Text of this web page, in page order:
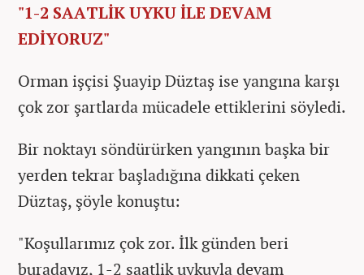
"1-2 SAATLİK UYKU İLE DEVAM
EDİYORUZ"
Orman işçisi Şuayip Düztaş ise yangına karşı
çok zor şartlarda mücadele ettiklerini söyledi.
Bir noktayı söndürürken yangının başka bir
yerden tekrar başladığına dikkati çeken
Düztaş, şöyle konuştu:
"Koşullarımız çok zor. İlk günden beri
buradayız, 1-2 saatlik uykuyla devam